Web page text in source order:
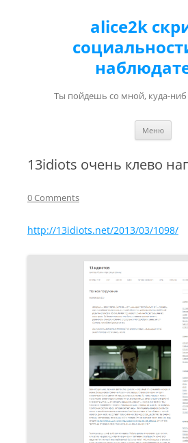
alice2k
Ты пойдешь со мной, куда-ниб
Меню
13idiots очень клево
0 Comments
http://13idiots.net/2013/03/1098/